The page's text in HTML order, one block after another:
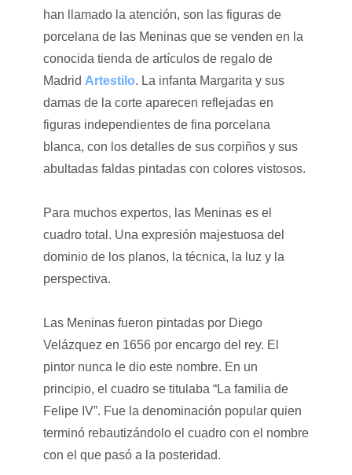
han llamado la atención, son las figuras de
porcelana de las Meninas que se venden en la
conocida tienda de artículos de regalo de
Madrid Artestilo. La infanta Margarita y sus
damas de la corte aparecen reflejadas en
figuras independientes de fina porcelana
blanca, con los detalles de sus corpiños y sus
abultadas faldas pintadas con colores vistosos.
Para muchos expertos, las Meninas es el
cuadro total. Una expresión majestuosa del
dominio de los planos, la técnica, la luz y la
perspectiva.
Las Meninas fueron pintadas por Diego
Velázquez en 1656 por encargo del rey. El
pintor nunca le dio este nombre. En un
principio, el cuadro se titulaba “La familia de
Felipe IV”. Fue la denominación popular quien
terminó rebautizándolo el cuadro con el nombre
con el que pasó a la posteridad.